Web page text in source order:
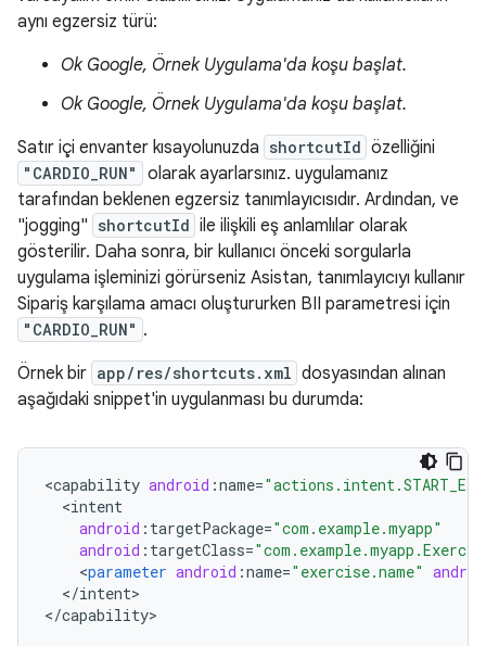
aynı egzersiz türü:
Ok Google, Örnek Uygulama'da koşu başlat.
Ok Google, Örnek Uygulama'da koşu başlat.
Satır içi envanter kısayolunuzda shortcutId özelliğini
"CARDIO_RUN"
olarak ayarlarsınız. uygulamanız
tarafından beklenen egzersiz tanımlayıcısıdır. Ardından, ve
"jogging" shortcutId ile ilişkili eş anlamlılar olarak
gösterilir. Daha sonra, bir kullanıcı önceki sorgularla
uygulama işleminizi görürseniz Asistan, tanımlayıcıyı kullanır
Sipariş karşılama amacı oluştururken BII parametresi için
"CARDIO_RUN" .
Örnek bir app/res/shortcuts.xml dosyasından alınan
aşağıdaki snippet'in uygulanması bu durumda:
<capability android :name=
<intent
android : targetPackage="com.example.myapp"
android : targetClass=
<parameter android :name="exercise.name"
</intent>
</capability>